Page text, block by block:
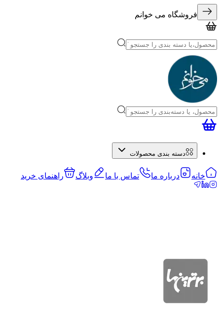
فروشگاه می خوانم
دسته بندی محصولات
خانه درباره ما تماس با ما وبلاگ راهنمای خرید